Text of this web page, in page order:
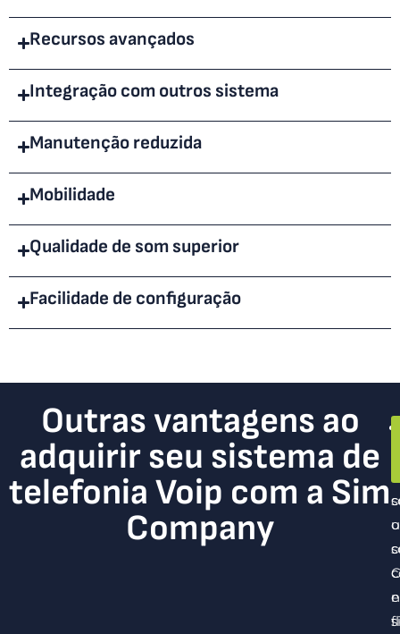
Recursos avançados
Integração com outros sistema
Manutenção reduzida
Mobilidade
Qualidade de som superior
Facilidade de configuração
Outras vantagens ao
adquirir seu sistema de
telefonia Voip com a Sim
Company
e
o